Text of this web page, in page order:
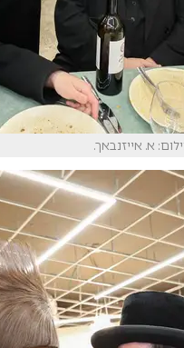
א. אייזנבאך.